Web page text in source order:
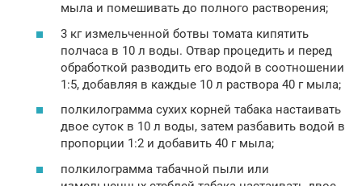
мыла и помешивать до полного растворения;
3 кг измельченной ботвы томата кипятить
полчаса в 10 л воды. Отвар процедить и перед
обработкой разводить его водой в соотношении
1:5, добавляя в каждые 10 л раствора 40 г мыла;
полкилограмма сухих корней табака настаивать
двое суток в 10 л воды, затем разбавить водой в
пропорции 1:2 и добавить 40 г мыла;
полкилограмма табачной пыли или